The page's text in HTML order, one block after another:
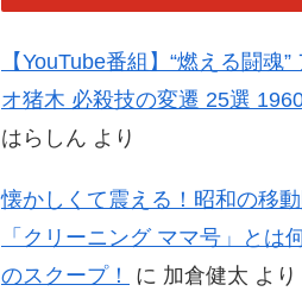
【YouTube番組】“燃える闘魂”
オ猪木 必殺技の変遷 25選
はらしん より
懐かしくて震える！昭和の移
「クリーニング ママ号」とは
のスクープ！
に 加倉健太 より